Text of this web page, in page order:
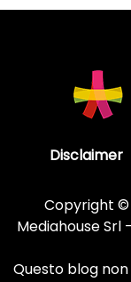
Disclaimer
Copyright ©
Mediahouse Srl
Questo blog